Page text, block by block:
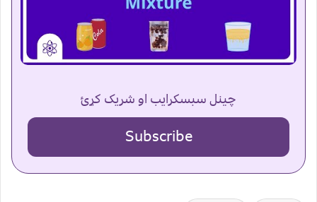
چینل سبسکرایب او شریک کړئ
Subscribe